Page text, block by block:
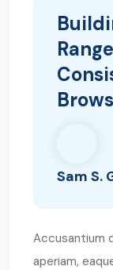
Sam S.
Accusantium
aperiam,